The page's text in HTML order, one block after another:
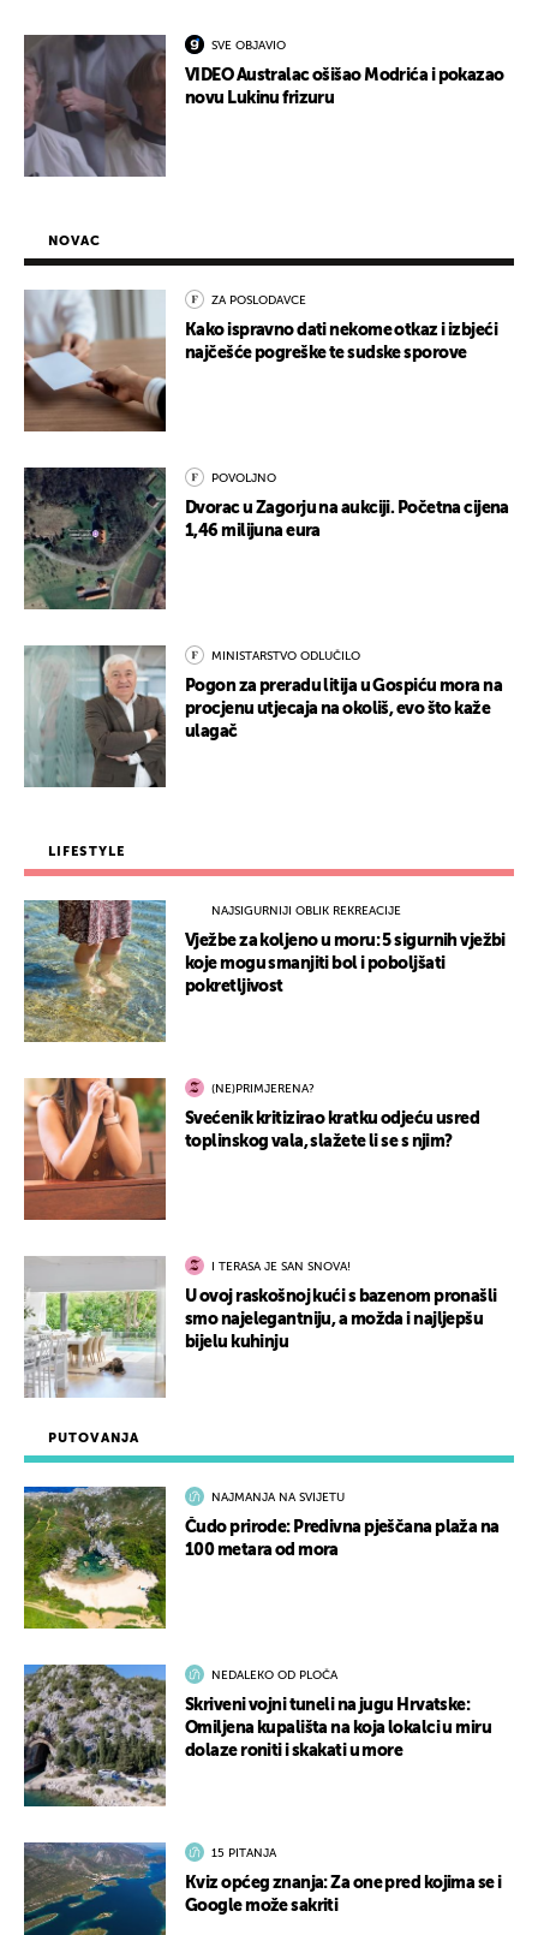
SVE OBJAVIO
VIDEO Australac ošišao Modrića i pokazao
novu Lukinu frizuru
PUTOVANJA
NAJMANJA NA SVIJETU
Čudo prirode: Predivna pješčana plaža na
100 metara od mora
NEDALEKO OD PLOČA
Skriveni vojni tuneli na jugu Hrvatske:
Omiljena kupališta na koja lokalci u miru
dolaze roniti i skakati u more
15 PITANJA
Kviz općeg znanja: Za one pred kojima se i
Google može sakriti
NOVAC
ZA POSLODAVCE
Kako ispravno dati nekome otkaz i izbjeći
najčešće pogreške te sudske sporove
POVOLJNO
Dvorac u Zagorju na aukciji. Početna cijena
1,46 milijuna eura
MINISTARSTVO ODLUČILO
Pogon za preradu litija u Gospiću mora na
procjenu utjecaja na okoliš, evo što kaže
ulagač
LIFESTYLE
NAJSIGURNIJI OBLIK REKREACIJE
Vježbe za koljeno u moru: 5 sigurnih vježbi
koje mogu smanjiti bol i poboljšati
pokretljivost
(NE)PRIMJERENA?
Svećenik kritizirao kratku odjeću usred
toplinskog vala, slažete li se s njim?
I TERASA JE SAN SNOVA!
U ovoj raskošnoj kući s bazenom pronašli
smo najelegantniju, a možda i najljepšu
bijelu kuhinju